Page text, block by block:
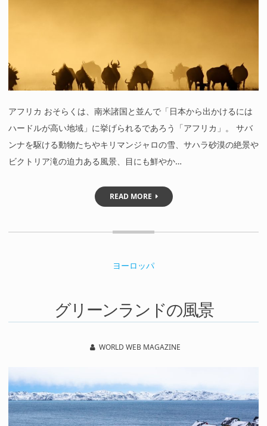
アフリカ おそらくは、南米諸国と並んで「日本から出かけるには
ハードルが高い地域」に挙げられるであろう「アフリカ」。 サバ
ンナを駆ける動物たちやキリマンジャロの雪、サハラ砂漠の絶景や
ビクトリア滝の迫力ある風景、目にも鮮やか…
READ MORE
ヨーロッパ
グリーンランドの風景
WORLD WEB MAGAZINE